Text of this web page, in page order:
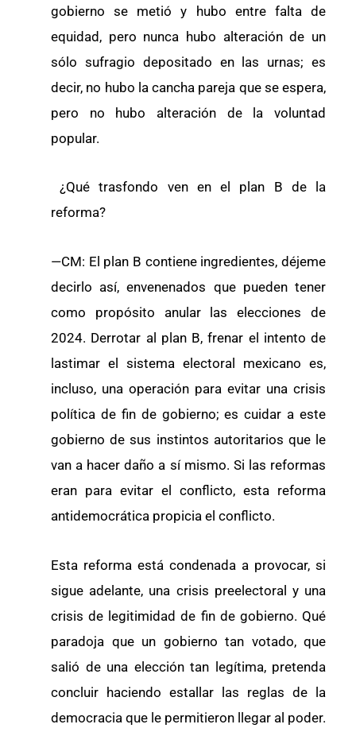
gobierno se metió y hubo entre falta de
equidad, pero nunca hubo alteración de un
sólo sufragio depositado en las urnas; es
decir, no hubo la cancha pareja que se espera,
pero no hubo alteración de la voluntad
popular.
¿Qué trasfondo ven en el plan B de la
reforma?
—CM: El plan B contiene ingredientes, déjeme
decirlo así, envenenados que pueden tener
como propósito anular las elecciones de
2024. Derrotar al plan B, frenar el intento de
lastimar el sistema electoral mexicano es,
incluso, una operación para evitar una crisis
política de fin de gobierno; es cuidar a este
gobierno de sus instintos autoritarios que le
van a hacer daño a sí mismo. Si las reformas
eran para evitar el conflicto, esta reforma
antidemocrática propicia el conflicto.
Esta reforma está condenada a provocar, si
sigue adelante, una crisis preelectoral y una
crisis de legitimidad de fin de gobierno. Qué
paradoja que un gobierno tan votado, que
salió de una elección tan legítima, pretenda
concluir haciendo estallar las reglas de la
democracia que le permitieron llegar al poder.